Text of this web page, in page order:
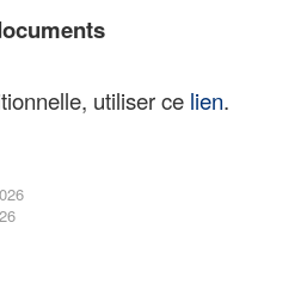
utiliser ce lien.